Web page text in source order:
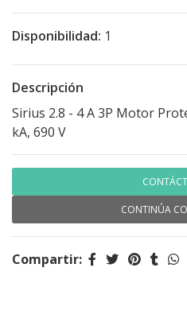
Disponibilidad: 1
Descripción
Sirius 2.8 - 4 A 3P Motor
kA, 690 V
CONTINÚA
Compartir: